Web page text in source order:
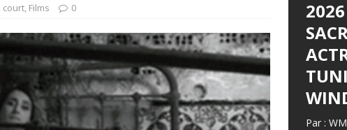
court, Films 0
Par :